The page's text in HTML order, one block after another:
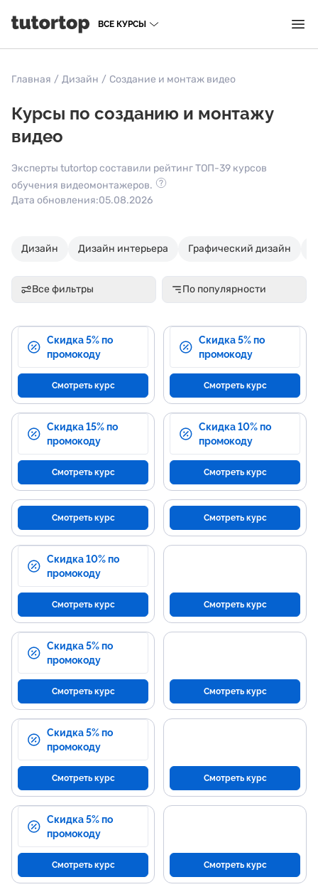
ВСЕ КУРСЫ
Главная / Дизайн / Создание и монтаж видео
Курсы по созданию и монтажу
видео
Эксперты tutortop составили рейтинг ТОП-39 курсов
обучения видеомонтажеров.
Дата обновления:05.08.2026
Дизайн Дизайн интерьера Графический дизайн
Все фильтры По популярности
Скидка 5% по
промокоду
Смотреть курс
Скидка 5% по
промокоду
Смотреть курс
Скидка 15% по
промокоду
Смотреть курс
Скидка 10% по
промокоду
Смотреть курс
Смотреть курс Смотреть курс
Скидка 10% по
промокоду
Смотреть курс Смотреть курс
Скидка 5% по
промокоду
Смотреть курс Смотреть курс
Скидка 5% по
промокоду
Смотреть курс Смотреть курс
Скидка 5% по
промокоду
Смотреть курс Смотреть курс